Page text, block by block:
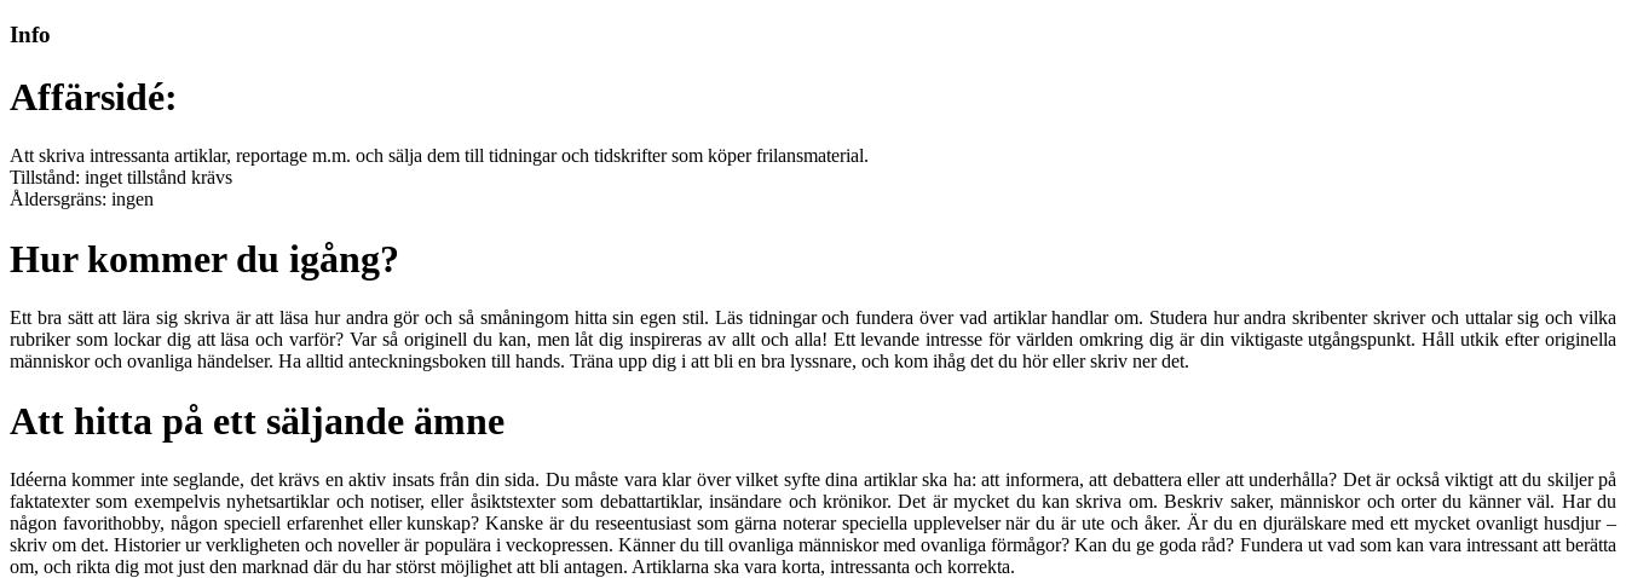
Info
Affärsidé:
Att skriva intressanta artiklar, reportage m.m. och sälja dem till tidningar och tidskrifter som köper frilansmaterial.
Tillstånd: inget tillstånd krävs
Åldersgräns: ingen
Hur kommer du igång?
Ett bra sätt att lära sig skriva är att läsa hur andra gör och så småningom hitta sin egen stil. Läs tidningar och fundera över vad artiklar handlar om. Studera hur andra skribenter skriver och uttalar sig och vilka
rubriker som lockar dig att läsa och varför? Var så originell du kan, men låt dig inspireras av allt och alla! Ett levande intresse för världen omkring dig är din viktigaste utgångspunkt. Håll utkik efter originella
människor och ovanliga händelser. Ha alltid anteckningsboken till hands. Träna upp dig i att bli en bra lyssnare, och kom ihåg det du hör eller skriv ner det.
Att hitta på ett säljande ämne
Idéerna kommer inte seglande, det krävs en aktiv insats från din sida. Du måste vara klar över vilket syfte dina artiklar ska ha: att informera, att debattera eller att underhålla? Det är också viktigt att du skiljer på
faktatexter som exempelvis nyhetsartiklar och notiser, eller åsiktstexter som debattartiklar, insändare och krönikor. Det är mycket du kan skriva om. Beskriv saker, människor och orter du känner väl. Har du
någon favorithobby, någon speciell erfarenhet eller kunskap? Kanske är du reseentusiast som gärna noterar speciella upplevelser när du är ute och åker. Är du en djurälskare med ett mycket ovanligt husdjur –
skriv om det. Historier ur verkligheten och noveller är populära i veckopressen. Känner du till ovanliga människor med ovanliga förmågor? Kan du ge goda råd? Fundera ut vad som kan vara intressant att berätta
om, och rikta dig mot just den marknad där du har störst möjlighet att bli antagen. Artiklarna ska vara korta, intressanta och korrekta.